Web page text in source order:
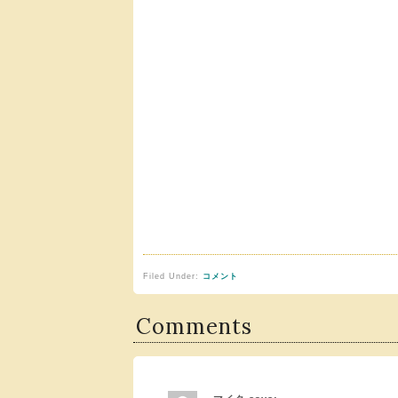
Filed Under: コメント
Comments